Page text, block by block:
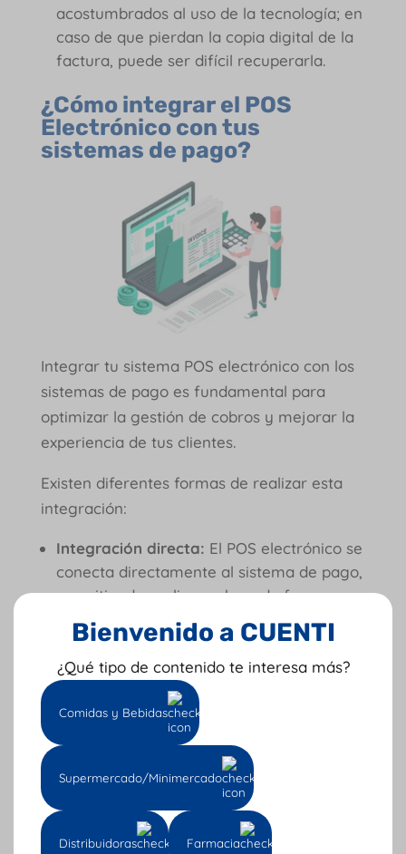
acostumbrados al uso de la tecnología; en
caso de que pierdan la copia digital de la
factura, puede ser difícil recuperarla.
¿Cómo integrar el POS
Electrónico con tus
sistemas de pago?
Integrar tu sistema POS electrónico con los
sistemas de pago es fundamental para
optimizar la gestión de cobros y mejorar la
experiencia de tus clientes.
Existen diferentes formas de realizar esta
integración:
Integración directa: El POS electrónico se
conecta directamente al sistema de pago,
permitiendo realizar cobros de forma
automática.
Integración a través de un proveedor de
servicios de pago:Algunos proveedores
ofrecen soluciones que permiten integrar
el POS electrónico con diferentes sistemas
Integración a través de una API (Intefaz
de Programación de Aplicaciones):
Algunos sistemas ofrecen APIs que
permiten integrarlos con el POS
Bienvenido a CUENTI
¿Qué tipo de contenido te interesa más?
Comidas y Bebidas
Supermercado/Minimercado
Distribuidoras Farmacia